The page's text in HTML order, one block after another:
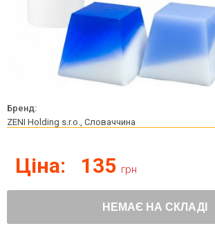
Бренд:
ZENI Holding s.r.o., Словаччина
Ціна: 135 грн
НЕМАЄ НА СКЛАДІ